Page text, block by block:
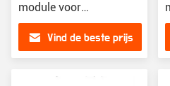
module voor
RoHSREACHIMDACE
RED ATEXTIMDeutsche
TelekomVodafone
Vind de beste prijs